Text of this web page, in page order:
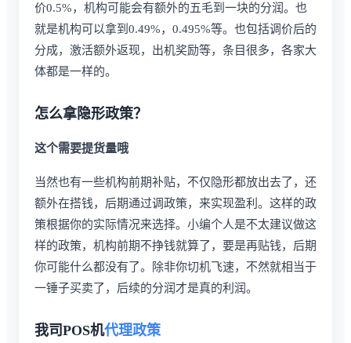
价0.5%，机构可能会有额外的五毛到一块的分润。也
就是机构可以拿到0.49%，0.495%等。也包括调价后的
分成，激活额外返现，出机奖励等，条目很多，各家大
体都是一样的。
怎么拿隐形政策？
这个需要提货量哦
当然也有一些机构前期补贴，不仅隐形都放出去了，还
额外在搭钱，后期通过调政策，来实现盈利。这样的政
策根据你的实际情况来选择。小编个人是不太建议做这
样的政策，机构前期不挣钱就算了，要是再贴钱，后期
你可能什么都没有了。除非你切机飞速，不然就相当于
一锤子买卖了，后续的分润才是真的利润。
我司POS机代理政策